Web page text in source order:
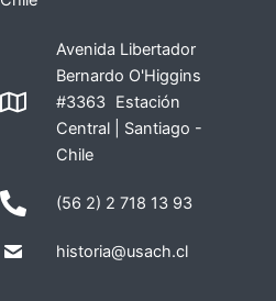
Avenida Libertador
Bernardo O'Higgins
#3363 Estación
Central | Santiago -
Chile
(56 2) 2 718 13 93
historia@usach.cl